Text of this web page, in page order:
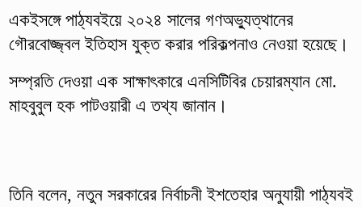
একইসঙ্গে পাঠ্যবইয়ে ২০২৪ সালের গণঅভ্যুত্থানের
গৌরবোজ্জ্বল ইতিহাস যুক্ত করার পরিকল্পনাও নেওয়া হয়েছে।
সম্প্রতি দেওয়া এক সাক্ষাৎকারে এনসিটিবির চেয়ারম্যান মো.
মাহবুবুল হক পাটওয়ারী এ তথ্য জানান।
তিনি বলেন, নতুন সরকারের নির্বাচনী ইশতেহার অনুযায়ী পাঠ্যবই